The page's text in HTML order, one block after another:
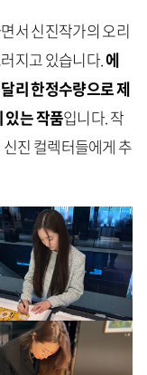
서 신진작가의 오리
지고 있습니다.에
리 한정수량으로 제
있는 작품입니다. 작
진 컬렉터들에게 추